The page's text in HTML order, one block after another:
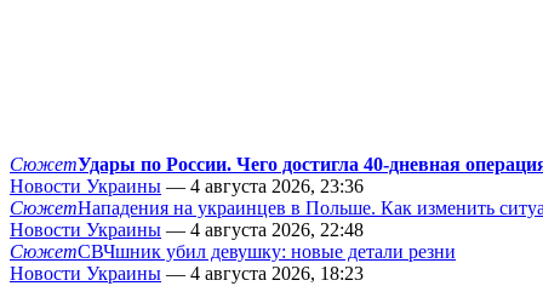
СюжетУдары по России. Чего достигла 40-дневная
Новости Украины — 4 августа 2026, 23:36
СюжетНападения на украинцев в Польше. Как изменить
Новости Украины — 4 августа 2026, 22:48
СюжетСВЧшник убил девушку: новые детали резни
Новости Украины — 4 августа 2026, 18:23